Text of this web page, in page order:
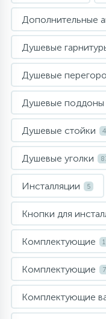
Дополнительные
Душевые
Душевые
Душевые поддоны
Душевые стойки
Душевые уголки
Инсталляции 5
Кнопки для
Комплектующие
Комплектующие
Комплектующие